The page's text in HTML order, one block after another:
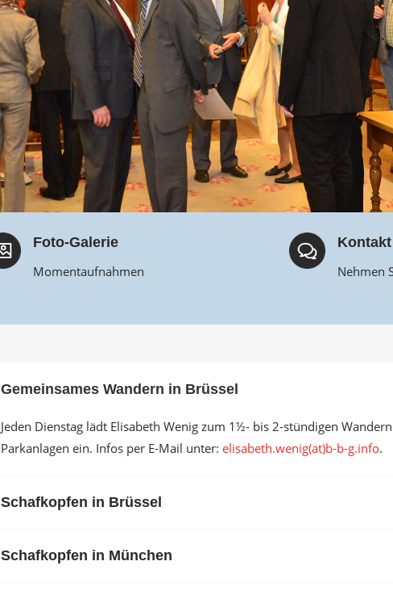
Foto-Galerie
Momentaufnahmen
Kontakt
Nehmen
Gemeinsames Wandern in Brüssel
Jeden Dienstag lädt Elisabeth Wenig zum 1½- bis 2-stündigen
Parkanlagen ein. Infos per E-Mail unter: elisabeth.wenig(at)b-b-g.info.
Schafkopfen in Brüssel
Schafkopfen in München